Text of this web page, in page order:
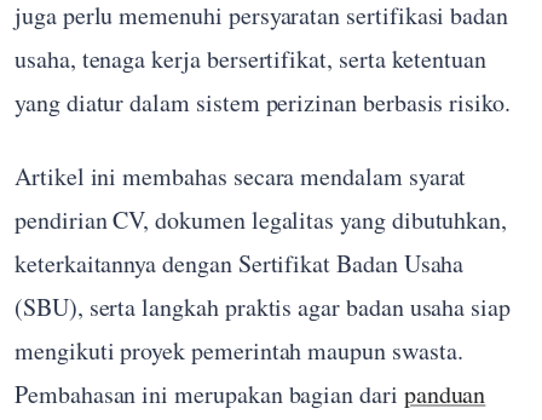
juga perlu memenuhi persyaratan sertifikasi badan
usaha, tenaga kerja bersertifikat, serta ketentuan
yang diatur dalam sistem perizinan berbasis risiko.
Artikel ini membahas secara mendalam syarat
pendirian CV, dokumen legalitas yang dibutuhkan,
keterkaitannya dengan Sertifikat Badan Usaha
(SBU), serta langkah praktis agar badan usaha siap
mengikuti proyek pemerintah maupun swasta.
Pembahasan ini merupakan bagian dari panduan